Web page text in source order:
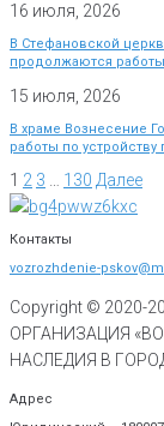
16 июля, 2026
В Стефановской
продолжаются
15 июля, 2026
В храме Вознесение
работы по устройству
1 2 3 130 Далее
Контакты
vozrozhdenie-
Copyright © 2020-
ОРГАНИЗАЦИЯ
НАСЛЕДИЯ В
Адрес